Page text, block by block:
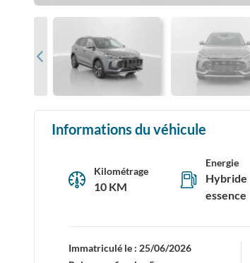
Informations du véhicule
Kilométrage
10 KM
Energie
Hybride
essence
Immatriculé le : 25/06/2026